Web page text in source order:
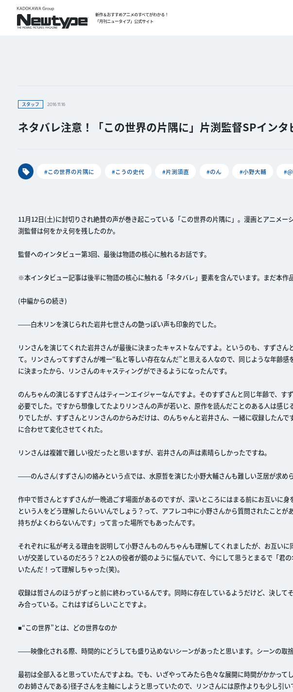
新作＆おすすめアニメのすべてがわかる！
「月刊ニュータイプ」公式サイト
スタッフ 2016.11.16
ネタバレ注意！「この世界の片隅に」片渕監督SPインタ
#この世界の片隅に #こうの史代 #片渕須直 #のん #小野大輔
11月12日(土)に封切りされ絶賛の声が巻き起こっている「この世界の片隅に」。漫画とアニメ
渕監督は何をかえ何を残したのか。
監督へのインタビュー第3回、最後は物語の核心に触れるお話です。
※本インタビュー記事は後半に物語の核心に触れる「ネタバレ」要素を含んでいます。まだ本作
(中編からの続き)
――白木リンを演じられた岩井七世さんの艶っぽい声も印象的でした。
リンさんを演じてくれた岩井さんが最後に決まったキャストなんですよ。というのも、すずさ
て。リンさんってすずさんが唯一“私と等しい存在なんだ”と思える人なので、同じような年齢
に決まったから、リンさんのキャスティングができるようになったんです。
のんちゃんの演じるすずさんはティーンエイジャーなんですよ。そのすずさんと同じ年齢で、
必要でした。ですから想像してたよりリンさんの声が若いと、原作を読んだことのある人は感
りでしたが、すずさんとリンさんのからみだけは、のんちゃんと岩井さん、一緒に収録したん
に合わせて変化させてくれた。
リンさんは複雑で難しい役だったと思いますが、岩井さんの声は素晴らしかったですね。
――のんさん(すずさん)の絡みという点では、水原哲を演じた小野大輔さんも難しい芝居が求めら
作中で哲さんとすずさんが一晩過ごす場面があるのですが、深いところにはまる前にお互いに
という人をどう理解したらいいんでしょう？って、アフレコ中に小野さんから質問されたこと
持ちがよくわらないんです」って言った場所でもあったんです。
それぞれに私が考える理由を説明して小野さんものんちゃんも理解してくれましたが、お互い
いが交差しているのだろう？と2人の役者が鏡のように悩んでいて、今にして思うとまるで「君
いたんだ！って理解しちゃった(笑)。
収録は哲さんのほうがずっと前に終わっているんです。同時に存在しているようだけど、決し
み合っている。これはすばらしいことですよ。
■“この世界”とは、どの世界なのか
――映像化される際、時間的にどうしても盛り込めないシーンがあったと思います。シーンの取
最初は全部入ると思っていたんですよね。でも、いざやってみたら色々な展開に時間がかかっ
のお姉さんである)径子さんを主軸にしようと思っていたので、リンさんには原作よりも少し引